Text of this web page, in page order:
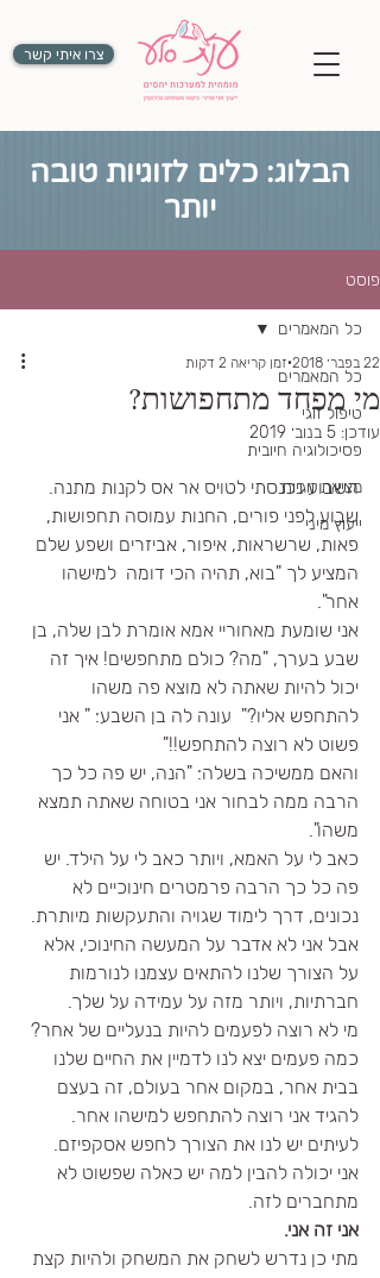
צרו איתי קשר
הבלוג: כלים לזוגיות טובה
יותר
פוסט
כל המאמרים
טיפול זוגי
פסיכולוגיה חיובית
מציאת זוגיות
ייעוץ מיני
כל המאמרים
מי מפחד מתחפושות?
22 בפבר׳ 2018 זמן קריאה 2 דקות
עודכן: 5 בנוב׳ 2019
השבוע נכנסתי לטויס אר אס לקנות מתנה.
שבוע לפני פורים, החנות עמוסה תחפושות,
פאות, שרשראות, איפור, אביזרים ושפע שלם
המציע לך "בוא, תהיה הכי דומה  למישהו
אחר".
אני שומעת מאחוריי אמא אומרת לבן שלה, בן
שבע בערך, "מה? כולם מתחפשים! איך זה
יכול להיות שאתה לא מוצא פה משהו
להתחפש אליו?"  עונה לה בן השבע: " אני
פשוט לא רוצה להתחפש!!"
והאם ממשיכה בשלה: "הנה, יש פה כל כך
הרבה ממה לבחור אני בטוחה שאתה תמצא
משהו".
כאב לי על האמא, ויותר כאב לי על הילד. יש
פה כל כך הרבה פרמטרים חינוכיים לא
נכונים, דרך לימוד שגויה והתעקשות מיותרת.
אבל אני לא אדבר על המעשה החינוכי, אלא
על הצורך שלנו להתאים עצמנו לנורמות
חברתיות, ויותר מזה על עמידה על שלך.
מי לא רוצה לפעמים להיות בנעליים של אחר?
כמה פעמים יצא לנו לדמיין את החיים שלנו
בבית אחר, במקום אחר בעולם, זה בעצם
להגיד אני רוצה להתחפש למישהו אחר.
לעיתים יש לנו את הצורך לחפש אסקפיזם.
אני יכולה להבין למה יש כאלה שפשוט לא
מתחברים לזה.
אני זה אני.
מתי כן נדרש לשחק את המשחק ולהיות קצת